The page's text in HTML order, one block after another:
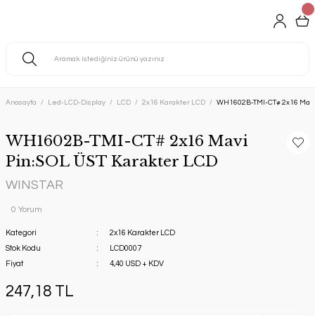
Anasayfa Led-LCD-Display LCD 2x16 Karakter LCD WH1602B-TMI-CT# 2x16
WH1602B-TMI-CT# 2x16 Mavi
Pin:SOL ÜST Karakter LCD
WINSTAR
0 Yorum
Kategori
2x16 Karakter LCD
Stok Kodu
LCD0007
Fiyat
4,40 USD + KDV
247,18 TL